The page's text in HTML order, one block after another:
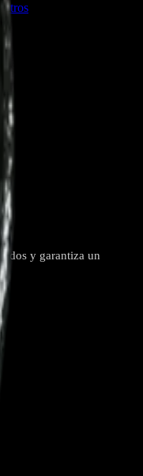
y garantiza un